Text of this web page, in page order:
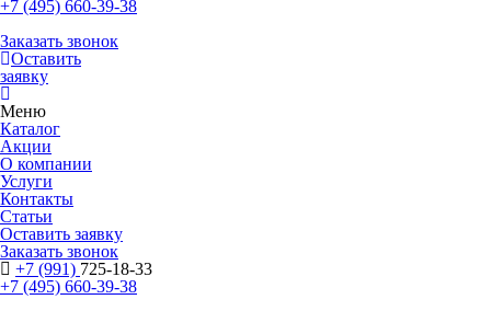
+7 (495) 660-39-38
Заказать звонок
Оставить
заявку
Меню
Каталог
Акции
О компании
Услуги
Контакты
Статьи
Оставить заявку
Заказать звонок
+7 (991) 725-18-33
+7 (495) 660-39-38